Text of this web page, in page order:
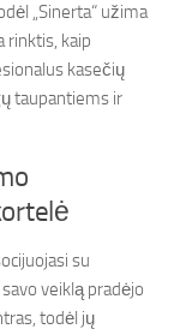
„Sinerta“ užima
rinktis, kaip
kasečių
taupantiems ir
su
veiklą pradėjo
todėl jų